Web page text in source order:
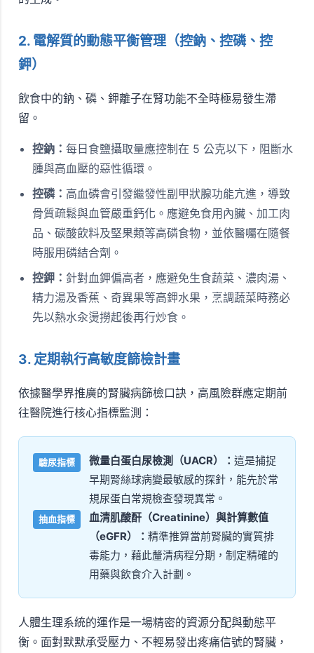
2. 電解質的動態平衡管理（控鈉、控磷、控
鉀）
飲食中的鈉、磷、鉀離子在腎功能不全時極易發生滯
留。
控鈉： 每日食鹽攝取量應控制在 5 公克以下，阻斷水
腫與高血壓的惡性循環。
控磷： 高血磷會引發繼發性副甲狀腺功能亢進，導致
骨質疏鬆與血管嚴重鈣化。應避免食用內臟、加工肉
品、碳酸飲料及堅果類等高磷食物，並依醫囑在隨餐
時服用磷結合劑。
控鉀： 針對血鉀偏高者，應避免生食蔬菜、濃肉湯、
精力湯及香蕉、奇異果等高鉀水果，烹調蔬菜時務必
先以熱水汆燙撈起後再行炒食。
3. 定期執行高敏度篩檢計畫
依據醫學界推廣的腎臟病篩檢口訣，高風險群應定期前
往醫院進行核心指標監測：
驗尿指標 微量白蛋白尿檢測（UACR）： 這是捕捉
早期腎絲球病變最敏感的探針，能先於常
規尿蛋白常規檢查發現異常。
抽血指標
血清肌酸酐（Creatinine）與計算數值
（eGFR）： 精準推算當前腎臟的實質排
毒能力，藉此釐清病程分期，制定精確的
用藥與飲食介入計劃。
人體生理系統的運作是一場精密的資源分配與動態平
衡。面對默默承受壓力、不輕易發出疼痛信號的腎臟，